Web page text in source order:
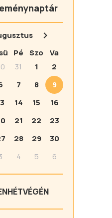
Pé Szo
Va
31 1
2
7 8
9
14 15
16
21 22
23
28 29
30
4 5 6
HÉTVÉGÉN